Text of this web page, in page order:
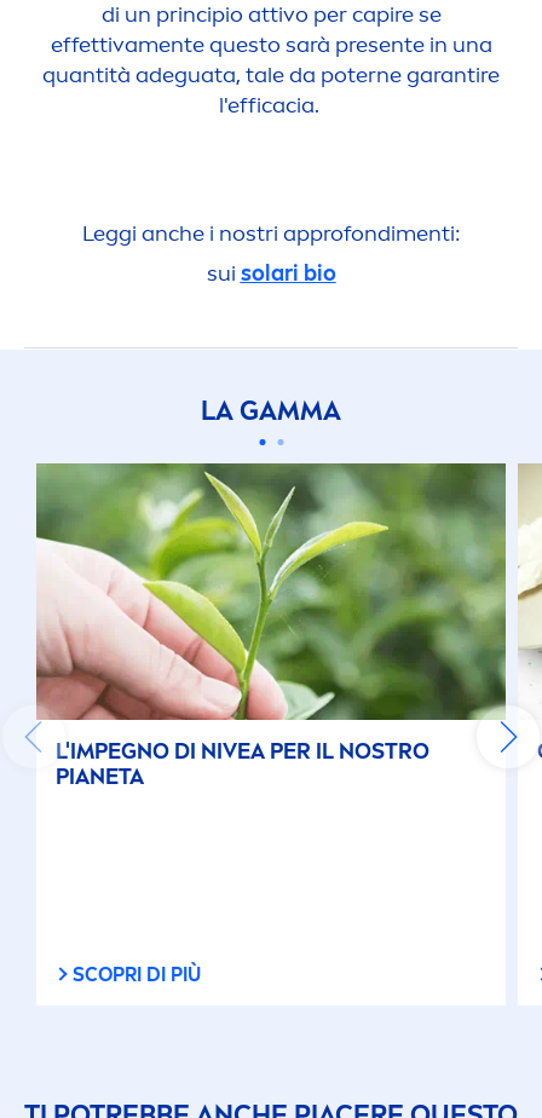
di un principio attivo per capire se
effettivamente questo sarà presente in una
quantità adeguata, tale da poterne garantire
l'efficacia.
Leggi anche i nostri approfondimenti:
sui solari bio
LA GAMMA
L'IMPEGNO DI NIVEA PER IL NOSTRO
PIANETA
SCOPRI DI PIÙ